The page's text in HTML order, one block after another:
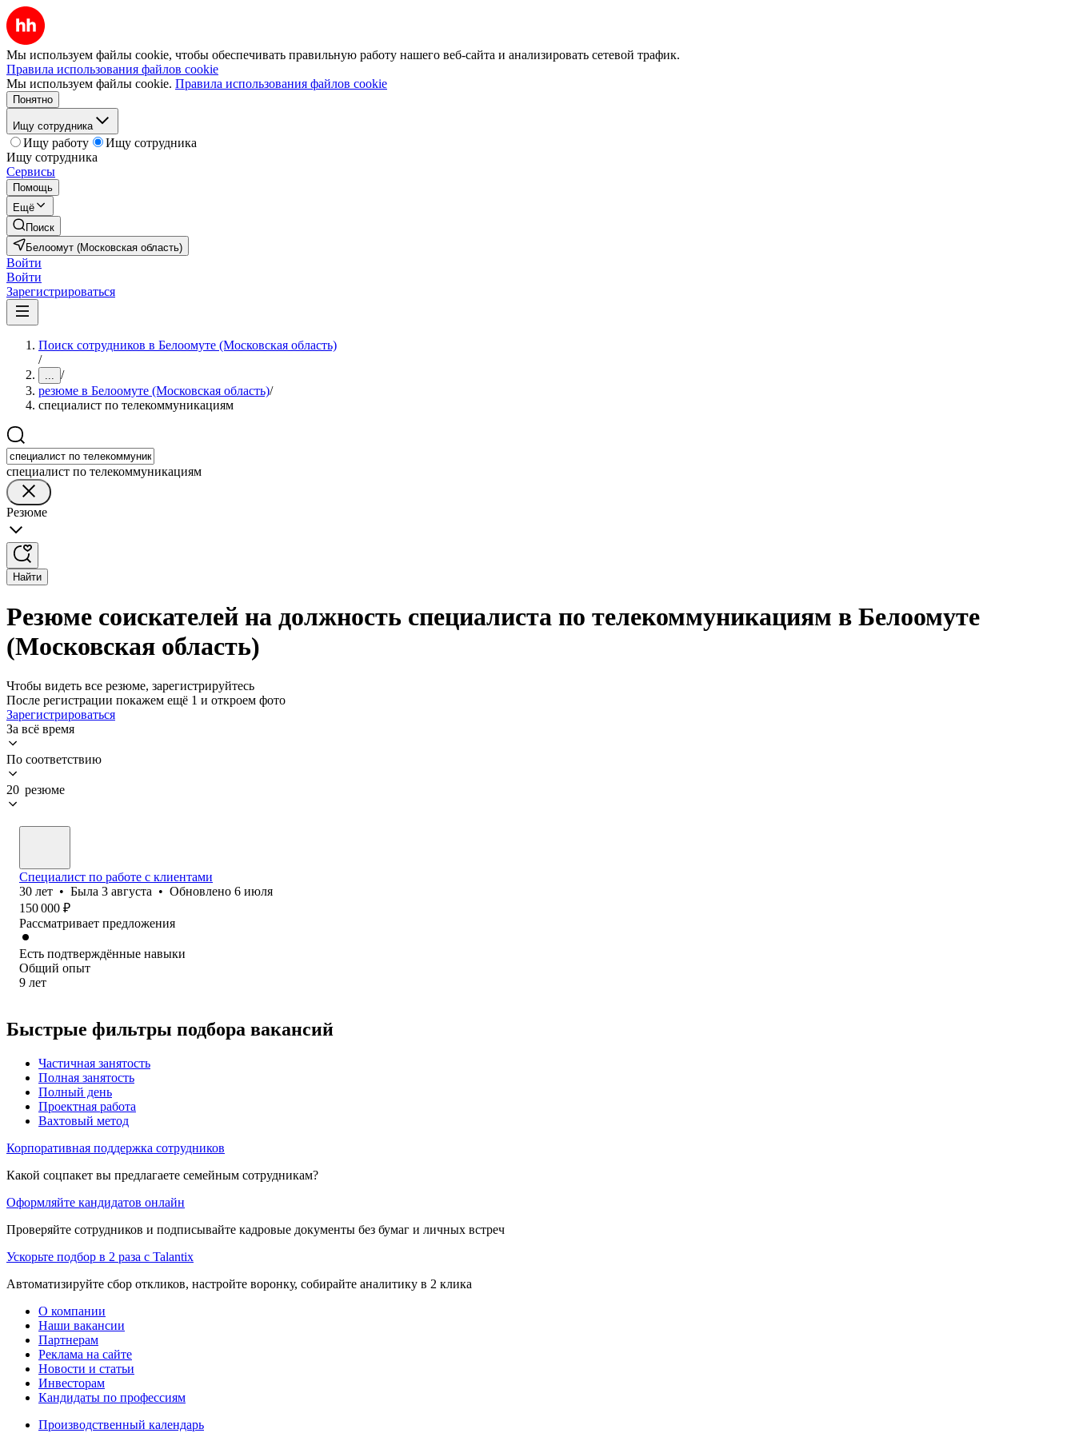
Мы используем файлы cookie, чтобы обеспечивать правильную работу нашего веб-сайта и анализировать сетевой трафик.
Правила использования файлов cookie
Мы используем файлы cookie. Правила использования файлов cookie
Понятно
Ищу сотрудника
Ищу работу
Ищу сотрудника
Ищу сотрудника
Сервисы
Помощь
Ещё
Поиск
Белоомут (Московская область)
Войти
Войти
Зарегистрироваться
Поиск сотрудников в Белоомуте (Московская область)
/
... /
резюме в Белоомуте (Московская область)/
специалист по телекоммуникациям
специалист по телекоммуникациям
Резюме
Найти
Резюме соискателей на должность специалиста по телекоммуникациям в Белоомуте
(Московская область)
Чтобы видеть все резюме, зарегистрируйтесь
После регистрации покажем ещё 1 и откроем фото
Зарегистрироваться
За всё время
По соответствию
20 резюме
Специалист по работе с клиентами
30 лет • Была 3 августа • Обновлено 6 июля
150 000 ₽
Рассматривает предложения
Есть подтверждённые навыки
Общий опыт
9 лет
Быстрые фильтры подбора вакансий
Частичная занятость
Полная занятость
Полный день
Проектная работа
Вахтовый метод
Корпоративная поддержка сотрудников
Какой соцпакет вы предлагаете семейным сотрудникам?
Оформляйте кандидатов онлайн
Проверяйте сотрудников и подписывайте кадровые документы без бумаг и личных встреч
Ускорьте подбор в 2 раза с Talantix
Автоматизируйте сбор откликов, настройте воронку, собирайте аналитику в 2 клика
О компании
Наши вакансии
Партнерам
Реклама на сайте
Новости и статьи
Инвесторам
Кандидаты по профессиям
Производственный календарь